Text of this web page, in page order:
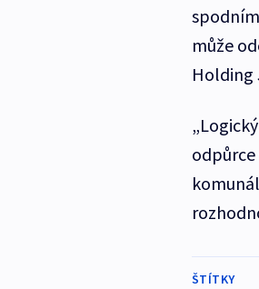
může
Holding
ŠTÍTKY